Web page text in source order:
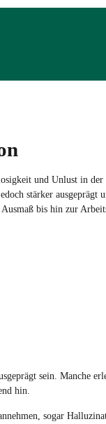
und Unlust in
stärker ausgeprägt
bis hin zur
sein. Manche
hin.
sogar